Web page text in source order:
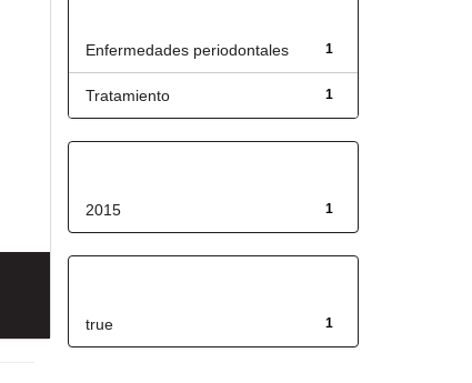
1
Enfermedades periodontales
1
Tratamiento
1
2015
1
true